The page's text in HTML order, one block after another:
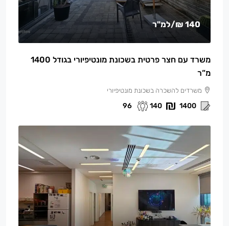
140 ₪ /למ"ר
משרד עם חצר פרטית בשכונת מונטיפיורי בגודל 1400
מ”ר
משרדים להשכרה בשכונת מונטיפיורי
1400
140
96